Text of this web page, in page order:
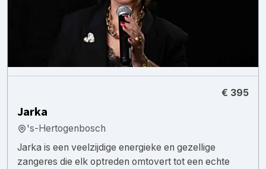
€ 395
Jarka
's-Hertogenbosch
Jarka is een veelzijdige energieke en gezellige
zangeres die elk optreden omtovert tot een echte